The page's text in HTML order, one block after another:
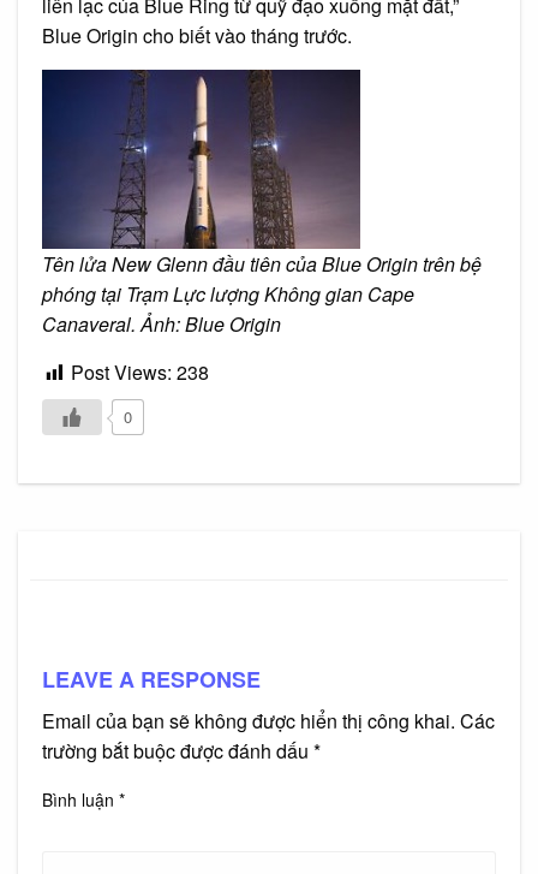
Blue Origin cho biết vào tháng trước.
Tên lửa New Glenn đầu tiên của Blue Origin trên bệ
phóng tại Trạm Lực lượng Không gian Cape
Canaveral. Ảnh: Blue Origin
Post Views: 238
0
LEAVE A RESPONSE
Email của bạn sẽ không được hiển thị công khai. Các
trường bắt buộc được đánh dấu *
Bình luận *